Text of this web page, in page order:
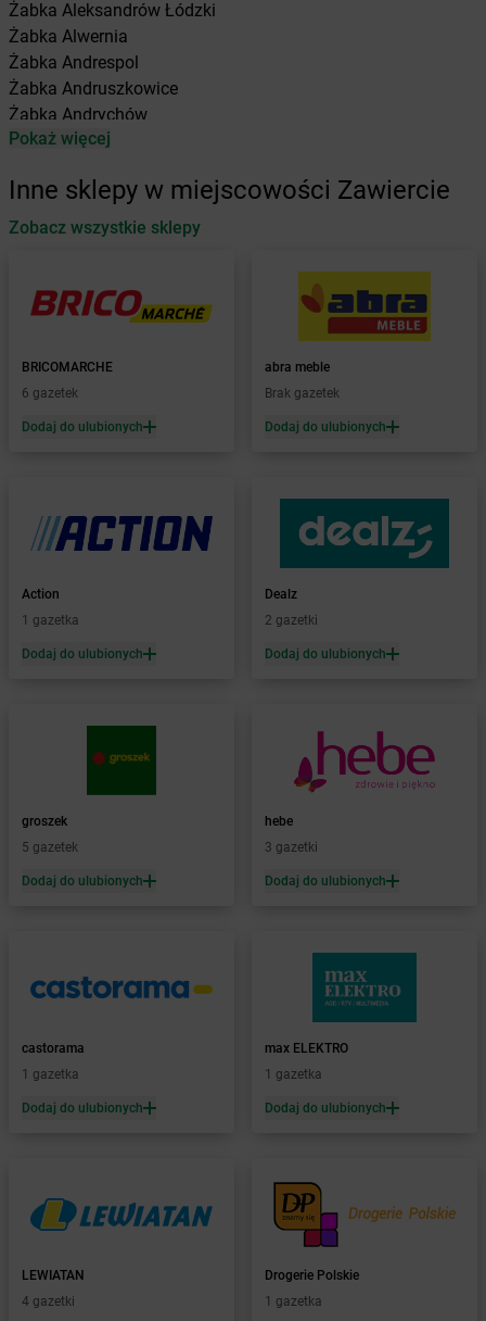
Żabka Aleksandrów Łódzki
Żabka Alwernia
Żabka Andrespol
Żabka Andruszkowice
Żabka Andrychów
Żabka Antonie
Żabka Automat
Żabka Babica
Żabka Babimost
Żabka Baborów
Żabka Bachowice
Żabka Bądkowo
Żabka Bąków
Żabka Baranowo
Żabka Barcin
Żabka
Żabka Barlinek
Żabka Barniewice
Baruchowo
Barwałd Średni
Żabka Bełchatów
Żabka Bestwinka
Żabka BG1
Żabka Biała
Żabka
Biała Druga
Żabka Białe Błota
Żabka Białka
Żabka Białobrzegi
Żabka Bialogard
Pokaż więcej
Inne sklepy w miejscowości Zawiercie
Zobacz wszystkie sklepy
BRICOMARCHE
6 gazetek
Dodaj do ulubionych
abra meble
Brak gazetek
Dodaj do ulubionych
Action
1 gazetka
Dodaj do ulubionych
Dealz
2 gazetki
Dodaj do ulubionych
groszek
5 gazetek
Dodaj do ulubionych
hebe
3 gazetki
Dodaj do ulubionych
castorama
1 gazetka
Dodaj do ulubionych
max ELEKTRO
1 gazetka
Dodaj do ulubionych
LEWIATAN
4 gazetki
Drogerie Polskie
1 gazetka